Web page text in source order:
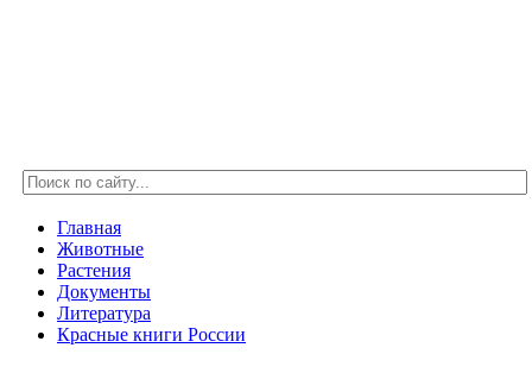
Главная
Животные
Растения
Документы
Литература
Красные книги России